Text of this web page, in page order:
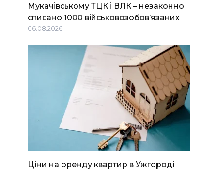
Мукачівському ТЦК і ВЛК – незаконно
списано 1000 військовозобов’язаних
06.08.2026
Ціни на оренду квартир в Ужгороді